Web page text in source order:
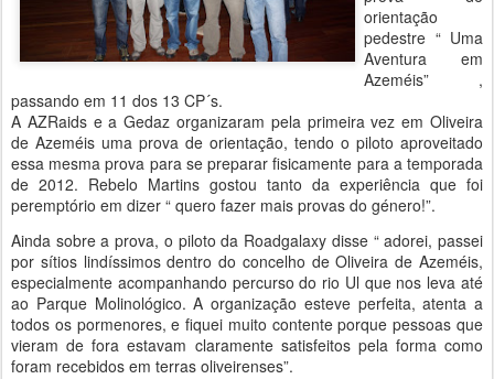
orientação
pedestre “ Uma
Aventura em
Azeméis” ,
passando em 11 dos 13 CP´s.
A AZRaids e a Gedaz organizaram pela primeira vez em Oliveira
de Azeméis uma prova de orientação, tendo o piloto aproveitado
essa mesma prova para se preparar fisicamente para a temporada
de 2012. Rebelo Martins gostou tanto da experiência que foi
peremptório em dizer “ quero fazer mais provas do género!”.
Ainda sobre a prova, o piloto da Roadgalaxy disse “ adorei, passei
por sítios lindíssimos dentro do concelho de Oliveira de Azeméis,
especialmente acompanhando percurso do rio Ul que nos leva até
ao Parque Molinológico. A organização esteve perfeita, atenta a
todos os pormenores, e fiquei muito contente porque pessoas que
vieram de fora estavam claramente satisfeitos pela forma como
foram recebidos em terras oliveirenses”.